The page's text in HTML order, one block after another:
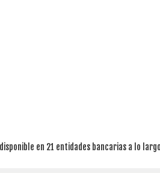
en 21 entidades bancarias a lo